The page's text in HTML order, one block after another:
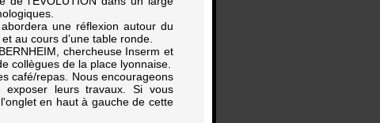
une réflexion autour du
au cours d’une table ronde.
chercheuse Inserm et
collègues de la place lyonnaise.
café/repas. Nous encourageons
leurs travaux. Si vous
en haut à gauche de cette